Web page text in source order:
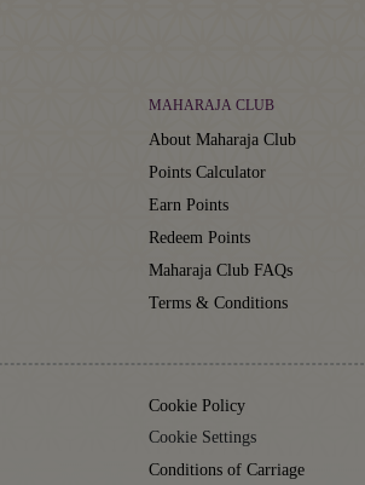
MAHARAJA CLUB
About Maharaja Club
Points Calculator
Earn Points
Redeem Points
Maharaja Club FAQs
Terms & Conditions
Cookie Policy
Cookie Settings
Conditions of Carriage